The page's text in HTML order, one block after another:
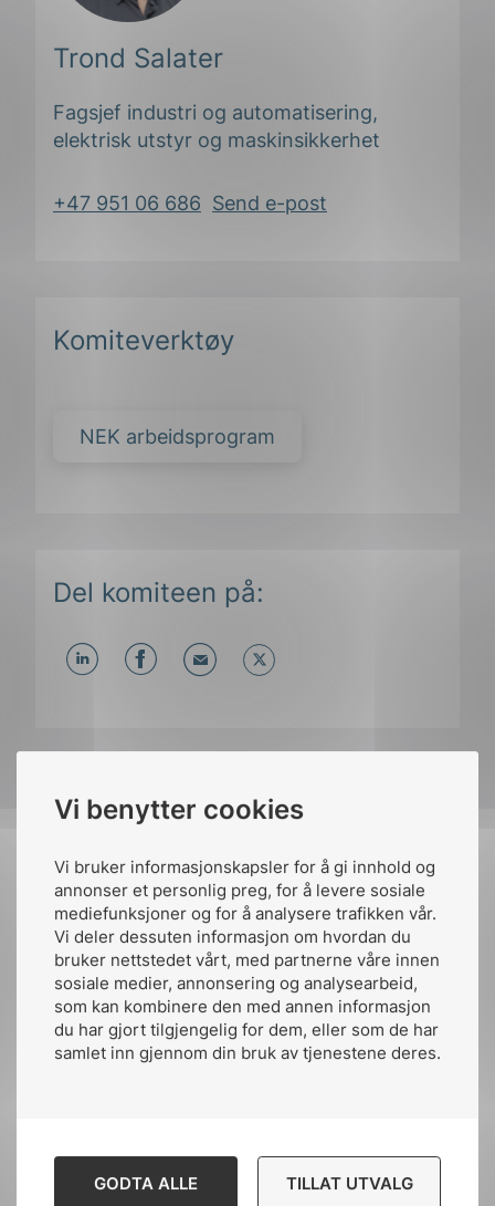
Vi benytter cookies
Vi bruker informasjonskapsler for å gi innhold og
annonser et personlig preg, for å levere sosiale
mediefunksjoner og for å analysere trafikken vår.
Vi deler dessuten informasjon om hvordan du
bruker nettstedet vårt, med partnerne våre innen
sosiale medier, annonsering og analysearbeid,
som kan kombinere den med annen informasjon
du har gjort tilgjengelig for dem, eller som de har
samlet inn gjennom din bruk av tjenestene deres.
GODTA ALLE TILLAT UTVALG
Trond Salater
Fagsjef industri og automatisering,
elektrisk utstyr og maskinsikkerhet
+47 951 06 686 Send e-post
Komiteverktøy
NEK arbeidsprogram
Del komiteen på:
påLinkedIn
påFacebook
påMail